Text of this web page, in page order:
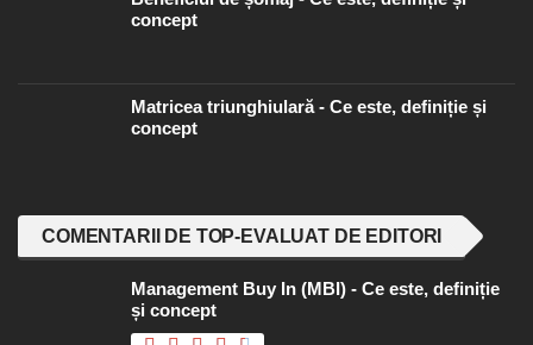
Beneficiul de șomaj - Ce este, definiție și
concept
Matricea triunghiulară - Ce este, definiție și
concept
Management Buy In (MBI) - Ce este, definiție
și concept